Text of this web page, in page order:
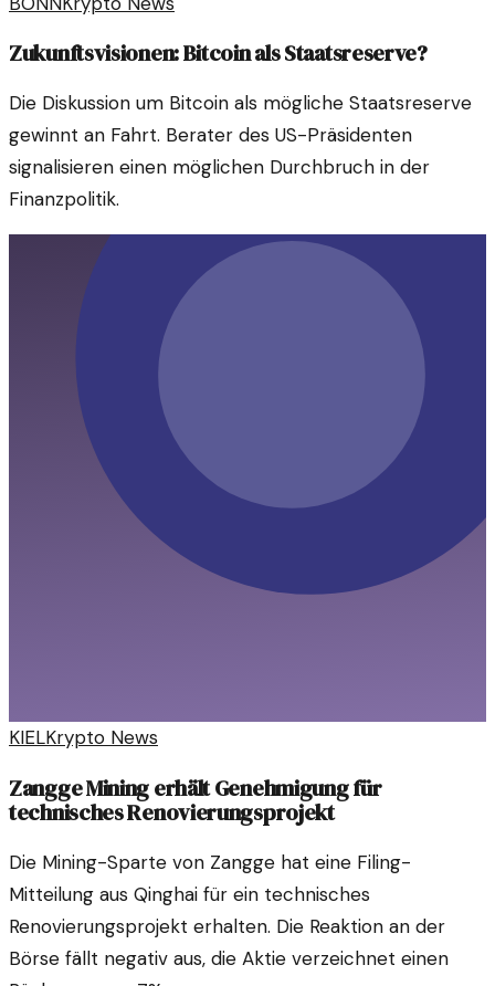
Zukunftsvisionen: Bitcoin als Staatsreserve?
Die Diskussion um Bitcoin als mögliche Staatsreserve
gewinnt an Fahrt. Berater des US-Präsidenten
signalisieren einen möglichen Durchbruch in der
Finanzpolitik.
KIELKrypto News
Zangge Mining erhält Genehmigung für
technisches Renovierungsprojekt
Die Mining-Sparte von Zangge hat eine Filing-
Mitteilung aus Qinghai für ein technisches
Renovierungsprojekt erhalten. Die Reaktion an der
Börse fällt negativ aus, die Aktie verzeichnet einen